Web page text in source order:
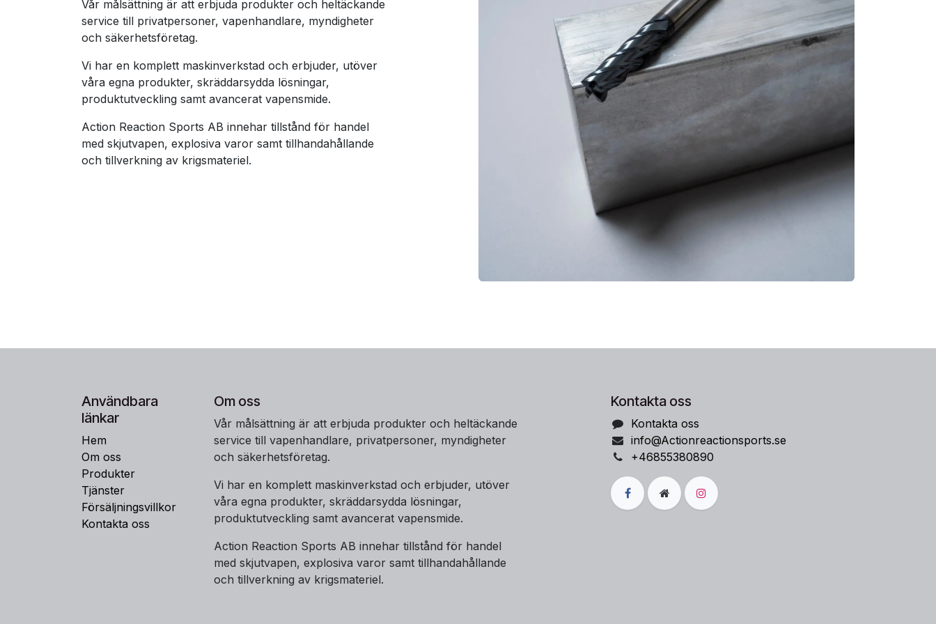
Vår målsättning är att erbjuda produkter och heltäckande
service till privatpersoner, vapenhandlare, myndigheter
och säkerhetsföretag.
Vi har en komplett maskinverkstad och erbjuder, utöver
våra egna produkter, skräddarsydda lösningar,
produktutveckling samt avancerat vapensmide.
Action Reaction Sports AB innehar tillstånd för handel
med skjutvapen, explosiva varor samt tillhandahållande
och tillverkning av krigsmateriel.
Användbara
länkar
Hem
Om oss
Produkter
Tjänster
Försäljningsvillkor
Kontakta oss
Om oss
Vår målsättning är att erbjuda produkter och heltäckande
service till vapenhandlare, privatpersoner, myndigheter
och säkerhetsföretag.
Vi har en komplett maskinverkstad och erbjuder, utöver
våra egna produkter, skräddarsydda lösningar,
produktutveckling samt avancerat vapensmide.
Action Reaction Sports AB innehar tillstånd för handel
med skjutvapen, explosiva varor samt tillhandahållande
och tillverkning av krigsmateriel.
Kontakta oss
Kontakta oss
info@Actionreactionsports.se
+46855380890